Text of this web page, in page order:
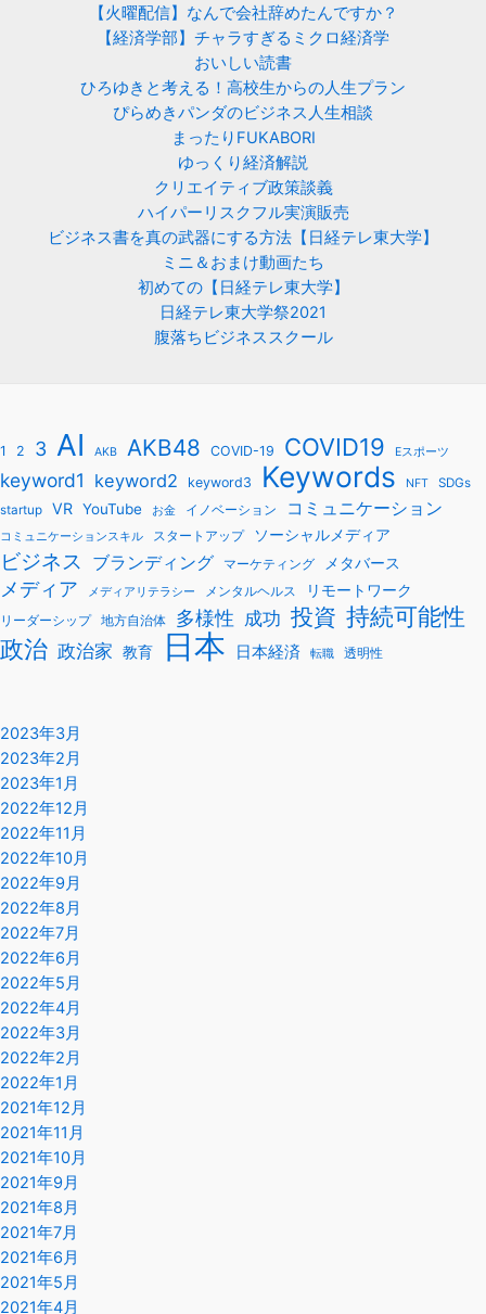
【火曜配信】なんで会社辞めたんですか？
【経済学部】チャラすぎるミクロ経済学
おいしい読書
ひろゆきと考える！高校生からの人生プラン
ぴらめきパンダのビジネス人生相談
まったりFUKABORI
ゆっくり経済解説
クリエイティブ政策談義
ハイパーリスクフル実演販売
ビジネス書を真の武器にする方法【日経テレ東大学】
ミニ＆おまけ動画たち
初めての【日経テレ東大学】
日経テレ東大学祭2021
腹落ちビジネススクール
1 2 3 AI AKB AKB48 COVID-19 COVID19 Eスポーツ
keyword1 keyword2 keyword3 Keywords NFT
SDGs
startup
VR YouTube お金 イノベーション コミュニケーション
コミュニケーションスキル スタートアップ ソーシャルメディア
ビジネス ブランディング マーケティング メタバース
メディア メディアリテラシー メンタルヘルス リモートワーク
リーダーシップ 地方自治体 多様性 成功 投資 持続可能性
政治 政治家 教育 日本 日本経済 転職 透明性
2023年3月
2023年2月
2023年1月
2022年12月
2022年11月
2022年10月
2022年9月
2022年8月
2022年7月
2022年6月
2022年5月
2022年4月
2022年3月
2022年2月
2022年1月
2021年12月
2021年11月
2021年10月
2021年9月
2021年8月
2021年7月
2021年6月
2021年5月
2021年4月